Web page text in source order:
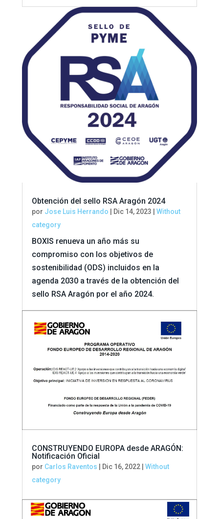
Obtención del sello RSA Aragón 2024
por Jose Luis Herrando Dic 14, 2023
Without
category
BOXIS renueva un año más su
compromiso con los objetivos de
sostenibilidad (ODS) incluidos en la
agenda 2030 a través de la obtención del
sello RSA Aragón por el año 2024.
CONSTRUYENDO EUROPA desde ARAGÓN:
Notificación Oficial
por Carlos Raventos | Dic 16, 2022| Without
category